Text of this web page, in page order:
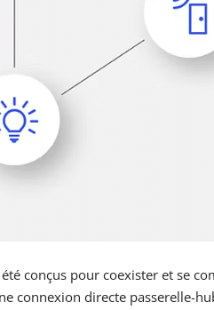
conçus pour coexister et se
connexion directe passerelle-